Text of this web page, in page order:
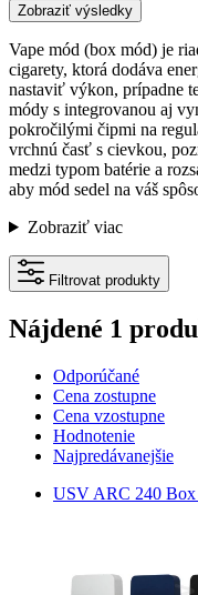
Zobraziť výsledky
Vape mód (box mód) je
cigarety, ktorá dodáva
nastaviť výkon, prípadne
módy s integrovanou aj
pokročilými čipmi na
vrchnú časť s cievkou,
medzi typom batérie a
aby mód sedel na váš
Zobraziť viac
Filtrovat produkty
Nájdené 1
Odporúčané
Cena zostupne
Cena vzostupne
Hodnotenie
Najpredávanejšie
USV ARC 240